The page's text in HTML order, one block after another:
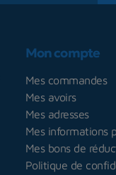
Mon compte
Mes commandes
Mes avoirs
Mes adresses
Mes informations
Mes bons de
Politique de